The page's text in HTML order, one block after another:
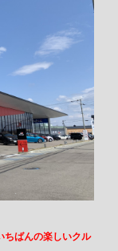
ちばんの楽しいクル